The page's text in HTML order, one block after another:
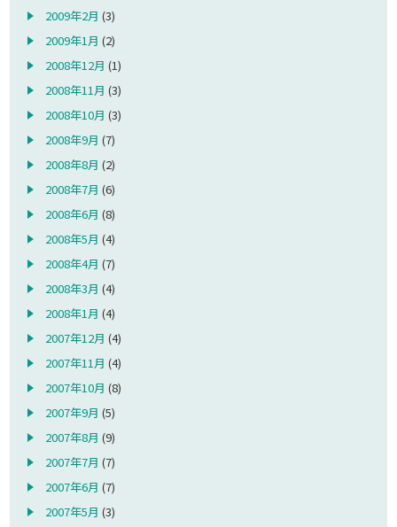
2009年2月 (3)
2009年1月 (2)
2008年12月 (1)
2008年11月 (3)
2008年10月 (3)
2008年9月 (7)
2008年8月 (2)
2008年7月 (6)
2008年6月 (8)
2008年5月 (4)
2008年4月 (7)
2008年3月 (4)
2008年1月 (4)
2007年12月 (4)
2007年11月 (4)
2007年10月 (8)
2007年9月 (5)
2007年8月 (9)
2007年7月 (7)
2007年6月 (7)
2007年5月 (3)